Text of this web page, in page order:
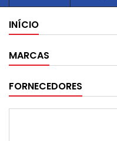
INÍCIO
MARCAS
FORNECEDORES